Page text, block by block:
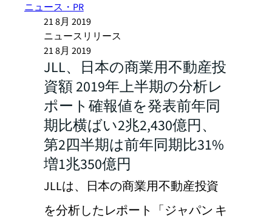
ニュース・PR
21 8月 2019
ニュースリリース
21 8月 2019
JLL、日本の商業用不動産投
資額 2019年上半期の分析レ
ポート確報値を発表前年同
期比横ばい2兆2,430億円、
第2四半期は前年同期比31%
増1兆350億円
JLLは、日本の商業用不動産投資
を分析したレポート「ジャパン キ